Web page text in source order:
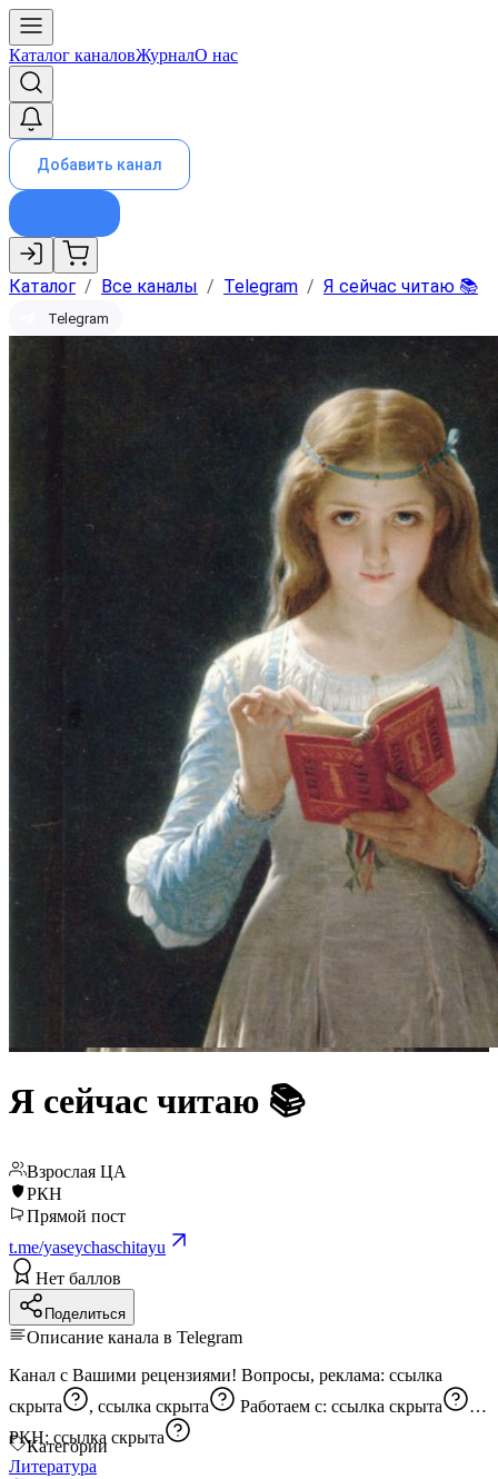
Каталог каналовЖурналО нас
Добавить канал
Каталог / Все каналы / Telegram / Я сейчас читаю 📚
Telegram
Я сейчас читаю 📚
Взрослая ЦА
РКН
Прямой пост
t.me/yaseychaschitayu
Нет баллов
Поделиться
Описание канала в Telegram
Канал с Вашими рецензиями! Вопросы, реклама: ссылка
скрыта
, ссылка скрыта Работаем с: ссылка скрыта
РКН: ссылка скрыта
Категории
Литература